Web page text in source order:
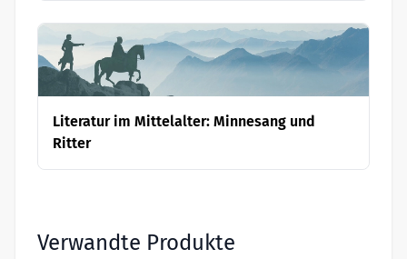
Literatur im Mittelalter: Minnesang und
Ritter
Verwandte Produkte